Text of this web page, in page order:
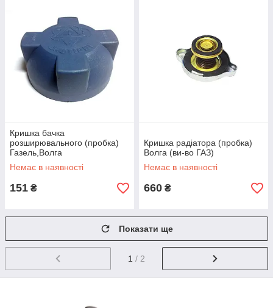
Кришка бачка
розширювального (пробка)
Газель,Волга
Немає в наявності
151 ₴
Кришка радіатора (пробка)
Волга (ви-во ГАЗ)
Немає в наявності
660 ₴
Показати ще
1 / 2